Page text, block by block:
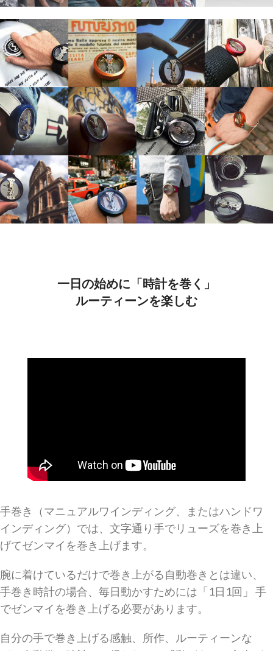
一日の始めに「時計を巻く」
ルーティーンを楽しむ
手巻き（マニュアルワインディング、またはハンドワ
インディング）では、文字通り手でリューズを巻き上
げてゼンマイを巻き上げます。
腕に着けているだけで巻き上がる自動巻きとは違い、
手巻き時計の場合、毎日動かすためには「1日1回」 手
でゼンマイを巻き上げる必要があります。
自分の手で巻き上げる感触、所作、ルーティーンな